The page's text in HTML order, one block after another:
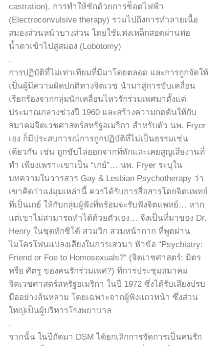
castration), การทำให้ชักด้วยการช็อตไฟฟ้า
(Electroconvulsive therapy) รวมไปถึงการทำลายเนื้อ
สมองส่วนหน้าบางส่วน โดยใช้แท่งเหล็กสอดผ่านท่อ
น้ำตาเข้าไปสู่สมอง (Lobotomy)
.
การปฏิบัติที่ไม่เท่าเทียมที่มีมาโดยตลอด และการถูกจัดให้
เป็นผู้มีความผิดปกติทางจิตเวช นำมาสู่การขับเคลื่อน
เรียกร้องจากกลุ่มนักเคลื่อนไหวรักร่วมเพศมาตั้งแต่
ประมาณกลางช่วงปี 1960 และสร้างความกดดันให้กับ
สมาคมจิตเวชศาสตร์สหรัฐอเมริกา สำหรับตัว นพ. Fryer
เอง ก็มีประสบการณ์การถูกปฏิบัติที่ไม่เป็นธรรมเช่น
เดียวกัน เช่น ถูกขับไล่ออกจากที่พักและเคยสูญเสียงานที่
ทำ เพียงเพราะเขาเป็น “เกย์”… นพ. Fryer ระบุใน
บทความในวารสาร Gay & Lesbian Psychotherapy ว่า
เขาคิดว่าแง่มุมเหล่านี้ ควรได้รับการสื่อสารโดยจิตแพทย์
ที่เป็นเกย์ ให้กับกลุ่มผู้ฟังที่พร้อมจะรับฟังจิตแพทย์… หาก
แต่เขาไม่สามารถทำได้ด้วยตัวเอง… จึงเป็นที่มาของ Dr.
Henry ในชุดทักซิโด้ สวมวิก สวมหน้ากาก ที่พูดผ่าน
ไมโครโฟนแปลงเสียงในการเสวนา หัวข้อ “Psychiatry:
Friend or Foe to Homosexuals?” (จิตเวชศาสตร์: มิตร
หรือ ศัตรู ของคนรักร่วมเพศ?) ที่การประชุมสมาคม
จิตเวชศาสตร์สหรัฐอเมริกา ในปี 1972 ซึ่งได้รับเสียงปรบ
มืออย่างล้นหลาม โดยเฉพาะจากผู้ฟังแถวหน้า ซึ่งส่วน
ใหญ่เป็นผู้บริหารโรงพยาบาล
.
จากนั้น ในปีถัดมา DSM ได้ยกเลิกการจัดการเป็นคนรัก